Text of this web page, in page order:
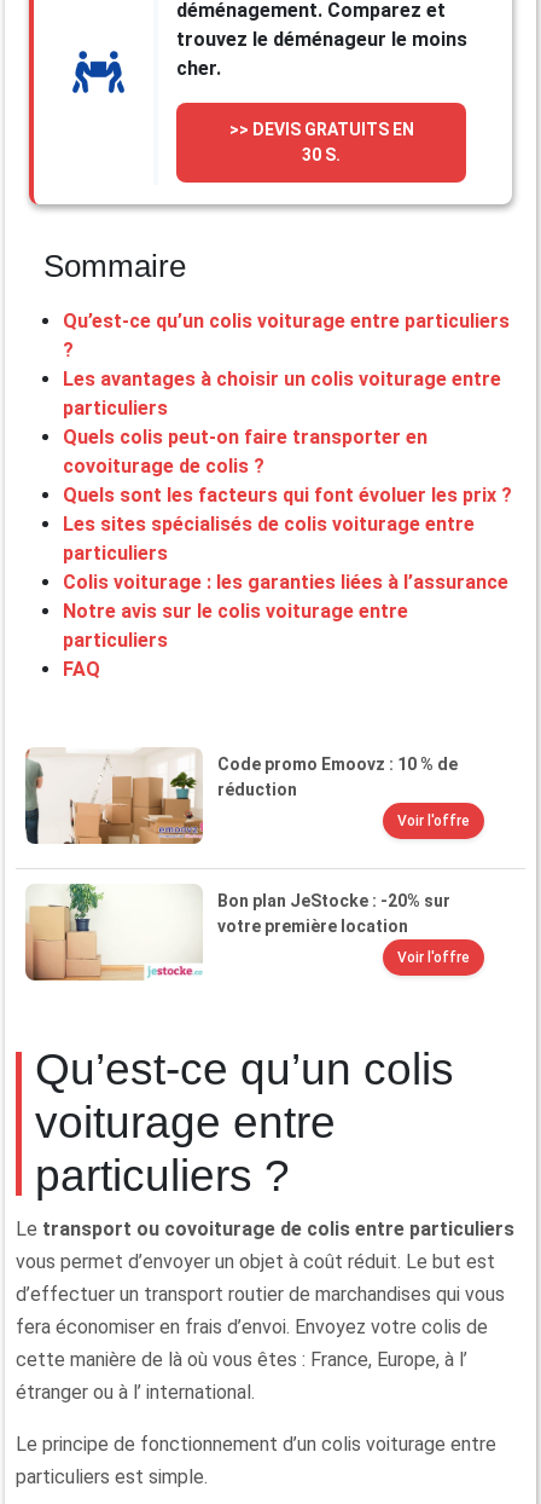
déménagement. Comparez et
trouvez le déménageur le moins
cher.
>> DEVIS GRATUITS EN
30 S.
Sommaire
Qu’est-ce qu’un colis voiturage entre particuliers
?
Les avantages à choisir un colis voiturage entre
particuliers
Quels colis peut-on faire transporter en
covoiturage de colis ?
Quels sont les facteurs qui font évoluer les prix ?
Les sites spécialisés de colis voiturage entre
particuliers
Colis voiturage : les garanties liées à l’assurance
Notre avis sur le colis voiturage entre
particuliers
FAQ
Code promo Emoovz : 10 % de
réduction
Voir l'offre
Bon plan JeStocke : -20% sur
votre première location
Voir l'offre
Qu’est-ce qu’un colis
voiturage entre
particuliers ?
Le transport ou covoiturage de colis entre particuliers
vous permet d’envoyer un objet à coût réduit. Le but est
d’effectuer un transport routier de marchandises qui vous
fera économiser en frais d’envoi. Envoyez votre colis de
cette manière de là où vous êtes : France, Europe, à l’
étranger ou à l’ international.
Le principe de fonctionnement d’un colis voiturage entre
particuliers est simple.